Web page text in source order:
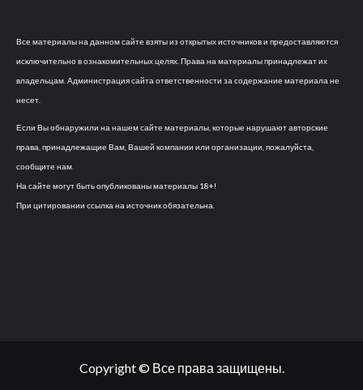
Все материалы на данном сайте взяты из открытых источников и предоставляются
исключительно в ознакомительных целях. Права на материалы принадлежат их
владельцам. Администрация сайта ответственности за содержание материала не
несет.
Если Вы обнаружили на нашем сайте материалы, которые нарушают авторские
права, принадлежащие Вам, Вашей компании или организации, пожалуйста,
сообщите нам.
На сайте могут быть опубликованы материалы 18+!
При цитировании ссылка на источник обязательна.
Copyright © Все права защищены.